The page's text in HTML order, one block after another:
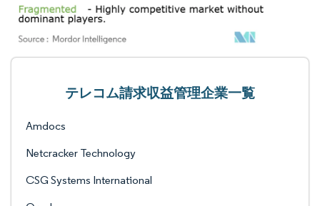
テレコム請求収益管理企業一覧
Amdocs
Netcracker Technology
CSG Systems International